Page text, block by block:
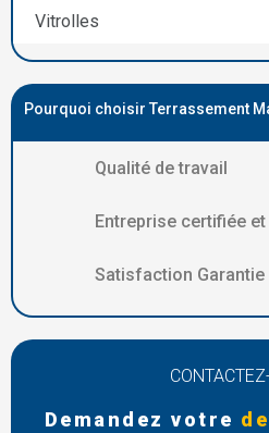
Vitrolles
Pourquoi choisir Terrassement
Qualité de travail
Entreprise certifiée
Satisfaction Garantie
Demandez votre